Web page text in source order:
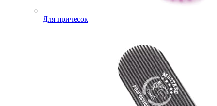
Для причесок